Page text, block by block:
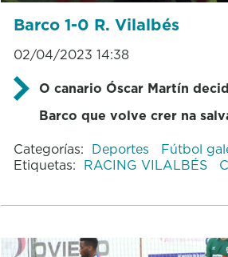
Barco 1-0 R. Vilalbés
02/04/2023 14:38
O canario Óscar Martín
Barco que volve crer na
Categorías: Deportes
Fútbol
Etiquetas: RACING VILALBÉS